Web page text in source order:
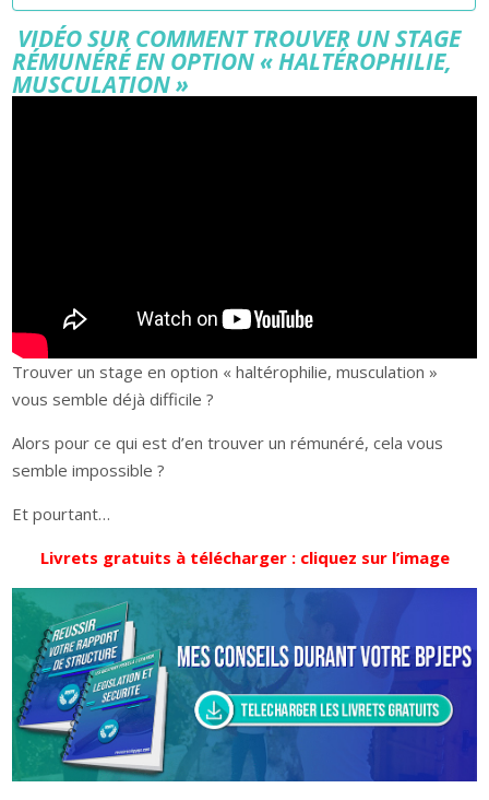
VIDÉO SUR COMMENT TROUVER UN STAGE
RÉMUNÉRÉ EN OPTION « HALTÉROPHILIE,
MUSCULATION »
Trouver un stage en option « haltérophilie, musculation »
vous semble déjà difficile ?
Alors pour ce qui est d’en trouver un rémunéré, cela vous
semble impossible ?
Et pourtant…
Livrets gratuits à télécharger : cliquez sur l’image